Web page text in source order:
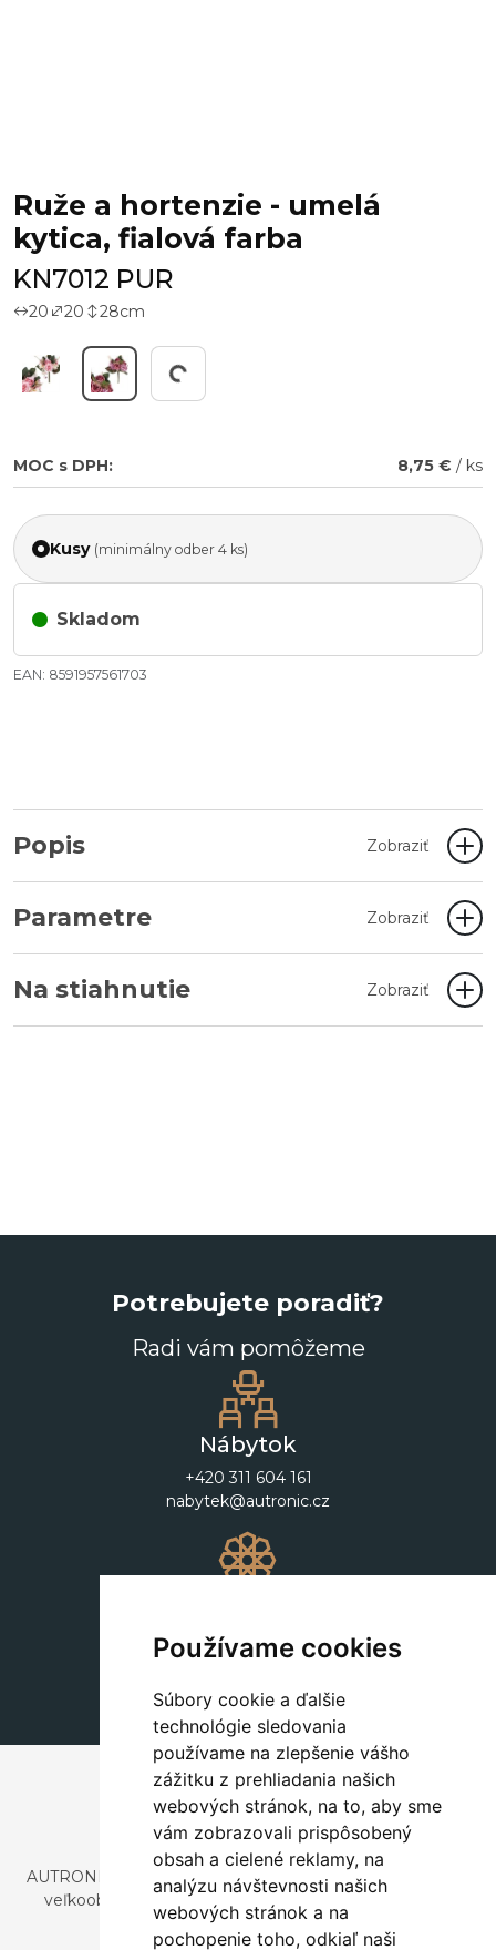
Používame cookies
Súbory cookie a ďalšie
technológie sledovania
používame na zlepšenie vášho
zážitku z prehliadania našich
webových stránok, na to, aby sme
vám zobrazovali prispôsobený
obsah a cielené reklamy, na
analýzu návštevnosti našich
webových stránok a na
pochopenie toho, odkiaľ naši
Ruže a hortenzie - umelá
kytica, fialová farba
KN7012 PUR
20 20 28cm
Working...
MOC s DPH: 8,75 € / ks
Kusy (minimálny odber 4 ks)
Skladom
EAN: 8591957561703
Popis Zobraziť
Parametre Zobraziť
Na stiahnutie Zobraziť
Potrebujete poradiť?
Radi vám pomôžeme
Nábytok
+420 311 604 161
nabytek@autronic.cz
+420 311 604 182
dekorace@autronic.cz
AUTRONIC, s.r.o. je spoločnosť zaoberajúca sa dovozom a
veľkoobchodným predajom dizajnového aj štýlového
nábytku a dekorácií.